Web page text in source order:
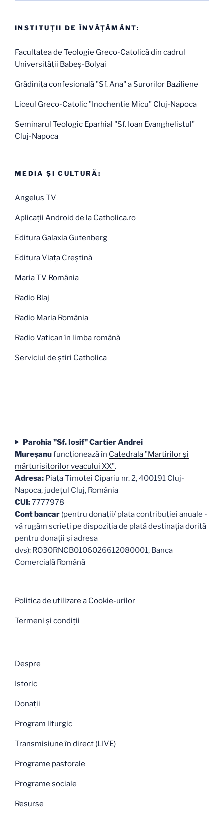
INSTITUŢII DE ÎNVĂŢĂMÂNT:
Facultatea de Teologie Greco-Catolică din cadrul
Universităţii Babeş-Bolyai
Grădiniţa confesională "Sf. Ana" a Surorilor Baziliene
Liceul Greco-Catolic "Inochentie Micu" Cluj-Napoca
Seminarul Teologic Eparhial "Sf. Ioan Evanghelistul"
Cluj-Napoca
MEDIA ŞI CULTURĂ:
Angelus TV
Aplicaţii Android de la Catholica.ro
Editura Galaxia Gutenberg
Editura Viaţa Creştină
Maria TV România
Radio Blaj
Radio Maria România
Radio Vatican în limba română
Serviciul de ştiri Catholica
Parohia "Sf. Iosif" Cartier Andrei
Mureşanufuncţionează în Catedrala "Martirilor şi
mărturisitorilor veacului XX".
Adresa: Piaţa Timotei Cipariu nr. 2, 400191 Cluj-
Napoca, judeţul Cluj, România
CUI:7777978
Cont bancar (pentru donații/ plata contribuției anuale -
vă rugăm scrieți pe dispoziția de plată destinația dorită
pentru donații și adresa
dvs): RO30RNCB0106026612080001, Banca
Comercială Română
Politica de utilizare a Cookie-urilor
Termeni şi condiţii
Despre
Istoric
Donaţii
Program liturgic
Transmisiune în direct (LIVE)
Programe pastorale
Programe sociale
Resurse